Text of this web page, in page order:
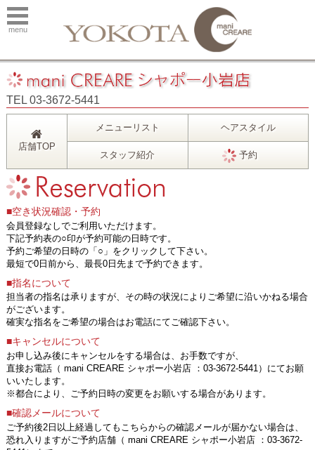
menu
TEL 03-3672-5441
店舗TOP
メニューリスト ヘアスタイル
スタッフ紹介 予約
■空き状況確認・予約
会員登録なしでご利用いただけます。
下記予約表の○印が予約可能の日時です。
予約ご希望の日時の「○」をクリックして下さい。
最短で0日前から、最長0日先まで予約できます。
■指名について
担当者の指名は承りますが、その時の状況によりご希望に沿いかねる場合
がございます。
確実な指名をご希望の場合はお電話にてご確認下さい。
■キャンセルについて
お申し込み後にキャンセルをする場合は、お手数ですが、
直接お電話（ mani CREARE シャポー小岩店 ：03-3672-5441）にてお願
いいたします。
※都合により、ご予約日時の変更をお願いする場合があります。
■確認メールについて
ご予約後2日以上経過してもこちらからの確認メールが届かない場合は、
恐れ入りますがご予約店舗（ mani CREARE シャポー小岩店 ：03-3672-